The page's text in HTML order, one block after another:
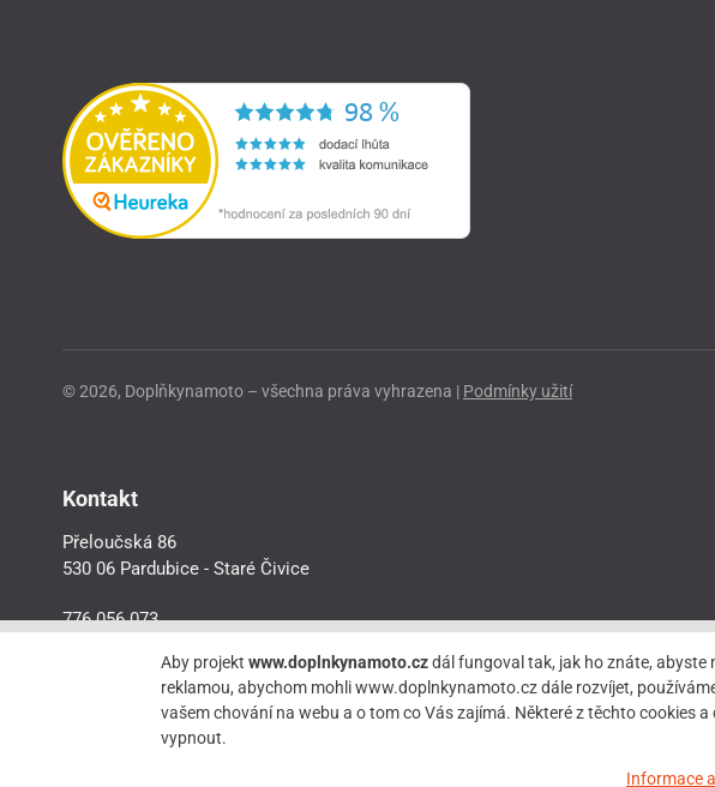
© 2026, Doplňkynamoto – všechna práva vyhrazena | Podmínky užití
Kontakt
Přeloučská 86
530 06 Pardubice - Staré Čivice
776 056 073
Aby projektwww.doplnkynamoto.czdál fungoval tak, jak ho znáte,
reklamou, abychom mohli www.doplnkynamoto.cz dále rozvíjet,
vašem chování na webu a o tom co Vás zajímá. Některé z těchto
vypnout.
Informace